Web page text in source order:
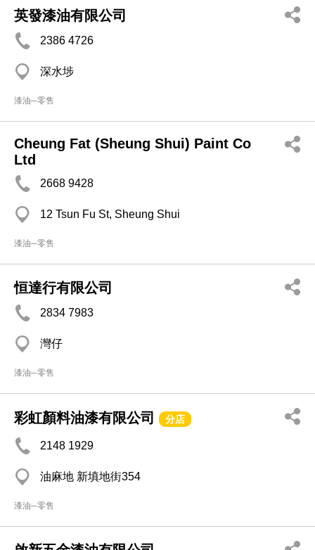
英發漆油有限公司
2386 4726
深水埗
漆油─零售
Cheung Fat (Sheung Shui) Paint Co
Ltd
2668 9428
12 Tsun Fu St, Sheung Shui
漆油─零售
恒達行有限公司
2834 7983
灣仔
漆油─零售
彩虹顏料油漆有限公司 分店
2148 1929
油麻地 新填地街354
漆油─零售